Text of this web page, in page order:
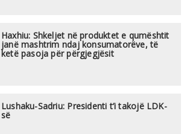
Haxhiu: Shkeljet në produktet e qumështit
janë mashtrim ndaj konsumatorëve, të
ketë pasoja për përgjegjësit
Lushaku-Sadriu: Presidenti t’i takojë LDK-
së